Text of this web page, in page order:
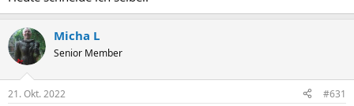
Micha L
Senior Member
21. Okt. 2022 #631